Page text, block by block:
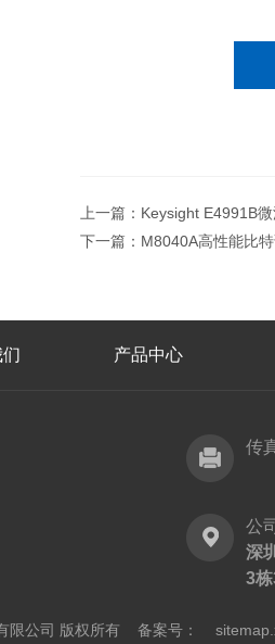
上一篇： Keysight E4991B
下一篇： M8040A高性能比
产品中心
传
公
深
3
限公司 版权所有 备案号：